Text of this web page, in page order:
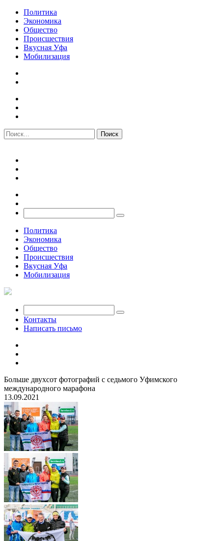
Политика
Экономика
Общество
Происшествия
Вкусная Уфа
Мобилизация
Политика
Экономика
Общество
Происшествия
Вкусная Уфа
Мобилизация
Контакты
Написать письмо
Больше двухсот фотографий с седьмого Уфимского
международного марафона
13.09.2021